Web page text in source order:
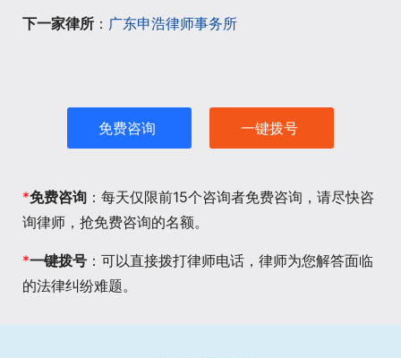
下一家律所 ： 广东申浩律师事务所
免费咨询 一键拨号
*免费咨询 ：每天仅限前15个咨询者免费咨询，请尽快咨
询律师，抢免费咨询的名额。
*一键拨号 ：可以直接拨打律师电话，律师为您解答面临
的法律纠纷难题。